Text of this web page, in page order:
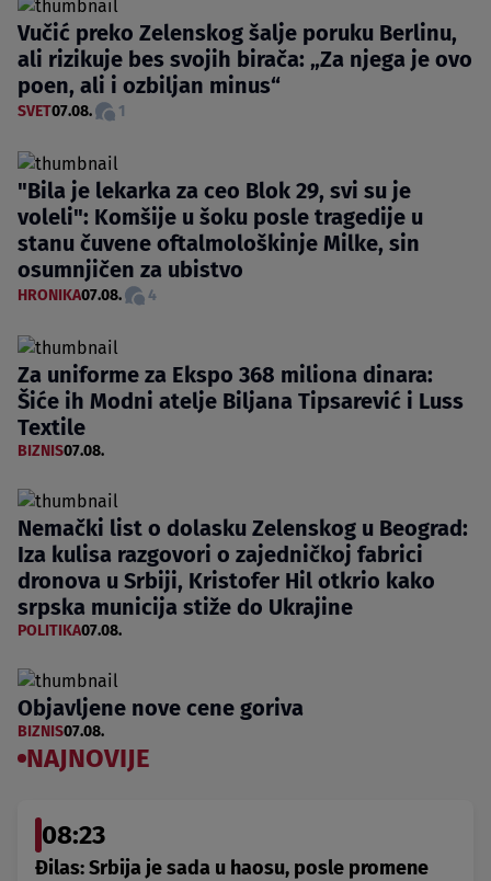
Vučić preko Zelenskog šalje poruku Berlinu,
ali rizikuje bes svojih birača: „Za njega je ovo
poen, ali i ozbiljan minus“
SVET07.08. 1
"Bila je lekarka za ceo Blok 29, svi su je
voleli": Komšije u šoku posle tragedije u
stanu čuvene oftalmološkinje Milke, sin
osumnjičen za ubistvo
HRONIKA07.08. 4
Za uniforme za Ekspo 368 miliona dinara:
Šiće ih Modni atelje Biljana Tipsarević i Luss
Textile
BIZNIS07.08.
Nemački list o dolasku Zelenskog u Beograd:
Iza kulisa razgovori o zajedničkoj fabrici
dronova u Srbiji, Kristofer Hil otkrio kako
srpska municija stiže do Ukrajine
POLITIKA07.08.
Objavljene nove cene goriva
BIZNIS07.08.
NAJNOVIJE
08:23
Đilas: Srbija je sada u haosu, posle promene